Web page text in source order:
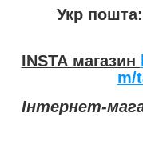
Укр
INSTA магазин
m/
Інтернет-